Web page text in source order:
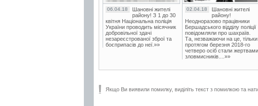
06.04.18
Шановні жителі
району! З 1 до 30
квітня Національна поліція
України проводить місячник
добровільної здачі
незареєстрованої зброї та
боєприпасів до неї.»»
02.04.18
Шановні жителі
району!
Неодноразово працівники
Бершадського відділу поліції
повідомляли про шахраїв.
Та, незважаючи на це, тільки
протягом березня 2018-го
четверо осіб стали жертвами
зловмисників....»»
Якщо Ви виявили помилку, виділіть текст з помилкою та